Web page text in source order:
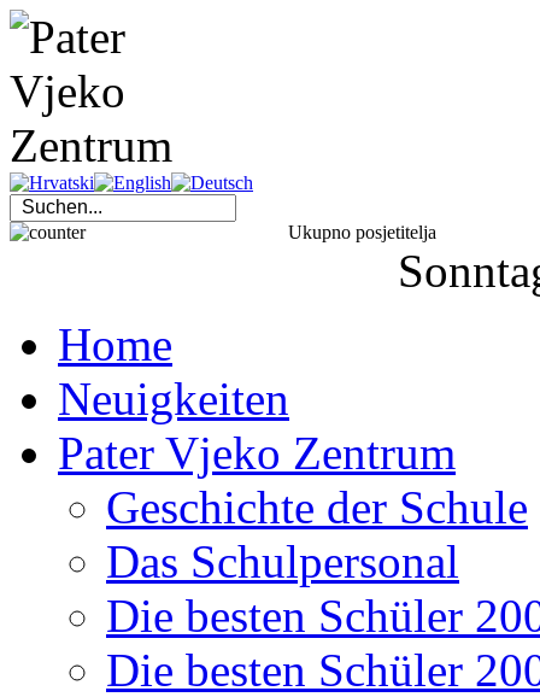
Ukupno posjetitelja
Home
Neuigkeiten
Pater Vjeko Zentrum
Geschichte der Schule
Das Schulpersonal
Die besten Schüler
Die besten Schüler